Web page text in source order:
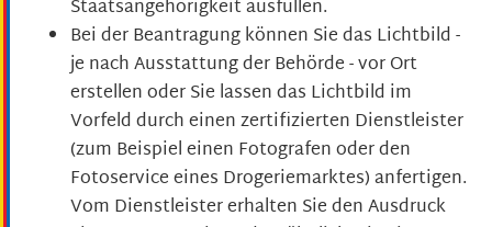
Staatsangehörigkeit ausfüllen.
Bei der Beantragung können Siedas Lichtbild -
je nach Ausstattung der Behörde - vor Ort
erstellen oder Sie lassen das Lichtbild im
Vorfeld durch einen zertifizierten Dienstleister
(zum Beispiel einen Fotografen oder den
Fotoservice eines Drogeriemarktes) anfertigen.
Vom Dienstleister erhalten Sie den Ausdruck